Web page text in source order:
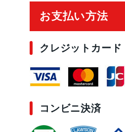
お支払い方法
クレジットカード
コンビニ決済